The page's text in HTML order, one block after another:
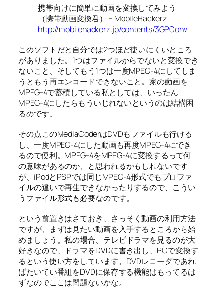
携帯向けに簡単に動画を変換してみよう
（携帯動画変換君） – MobileHackerz
http://mobilehackerz.jp/contents/3GPConv
このソフトだと自分では2つほど使いにくいところ
がありました。1つはファイルからでないと変換でき
ないこと、そしてもう1つは一度MPEG-4にしてしま
うともう再エンコードできないこと。家の動画を
MPEG-4で蓄積している私としては、いったん
MPEG-4にしたらもういじれないというのは結構困
るのです。
その点このMediaCoderはDVDもファイルも行ける
し、一度MPEG-4にした動画も再度MPEG-4にでき
るので便利。MPEG-4をMPEG-4に変換するって何
の意味があるのか、と思われるかもしれないです
が、iPodとPSPでは同じMPEG-4形式でもプロファ
イルの違いで再生できなかったりするので、こうい
うファイル形式も必要なのです。
という前置きはさておき、さっそく動画の利用方法
ですが、まずは見たい動画を入手するところから始
めましょう。私の場合、テレビドラマを見るのが大
好きなので、ドラマをDVDに書き出し、PCで変換す
るという使い方をしています。DVDレコーダであれ
ばたいてい番組をDVDに保存する機能はもってるは
ずなのでここは問題ないかな。